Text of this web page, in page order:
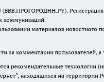
(ВВВ.ПРОГОРОДНН.РУ).
коммуникаций.
материалов новостного
за комментарии
рекомендательные технологии
находящихся на территории